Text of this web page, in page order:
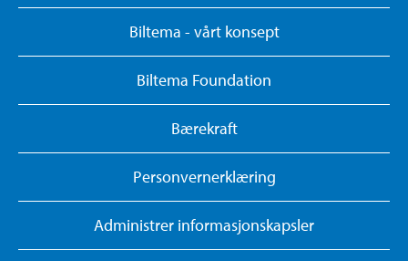
Biltema - vårt konsept
Biltema Foundation
Bærekraft
Personvernerklæring
Administrer informasjonskapsler